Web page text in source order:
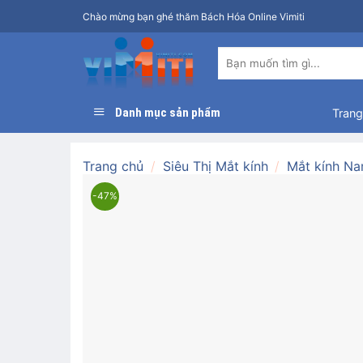
qua
Chào mừng bạn ghé thăm Bách Hóa Online Vimiti
kiếm:
Danh mục sản phẩm
Trang chủ / Siêu Thị Mắt kính / Mắt kính
-47%